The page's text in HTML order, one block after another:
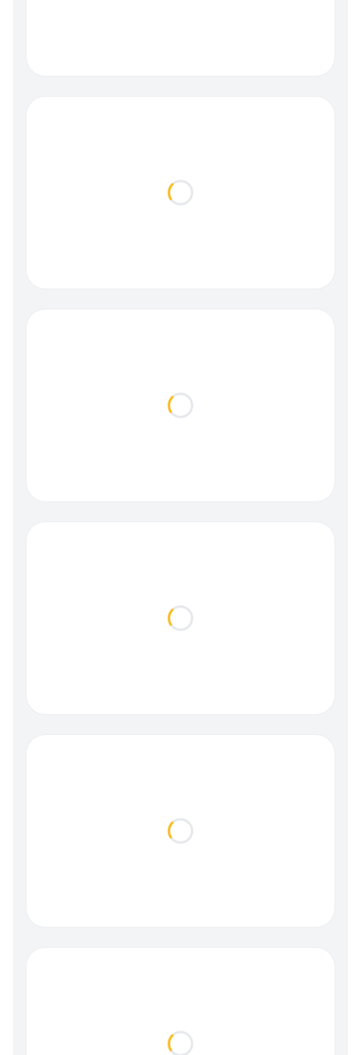
Loading...
Loading...
Loading...
Loading...